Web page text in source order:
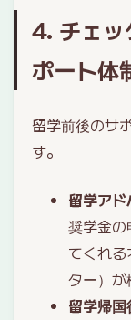
4. チェ
ポート体
留学前後のサ
す。
留学ア
奨学金
てくれ
ター）が
留学帰